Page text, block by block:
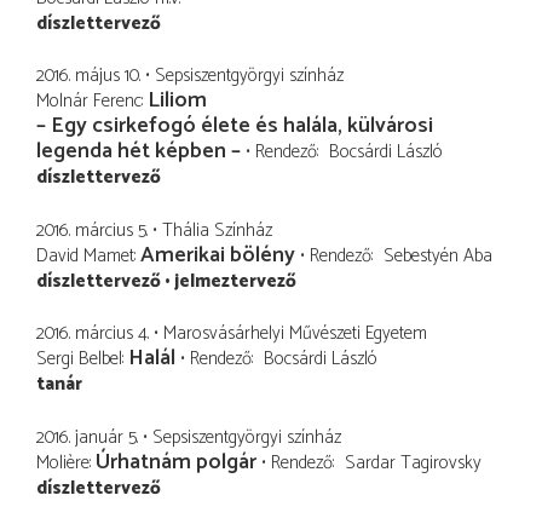
díszlettervező
2016. május 10. Sepsiszentgyörgyi színház
Molnár Ferenc Liliom
– Egy csirkefogó élete és halála, külvárosi
legenda hét képben – Rendező Bocsárdi László
díszlettervező
2016. március 5. Thália Színház
David Mamet Amerikai bölény Rendező Sebestyén Aba
díszlettervező jelmeztervező
2016. március 4. Marosvásárhelyi Művészeti Egyetem
Sergi Belbel Halál Rendező Bocsárdi László
tanár
2016. január 5. Sepsiszentgyörgyi színház
Molière Úrhatnám polgár Rendező Sardar Tagirovsky
díszlettervező